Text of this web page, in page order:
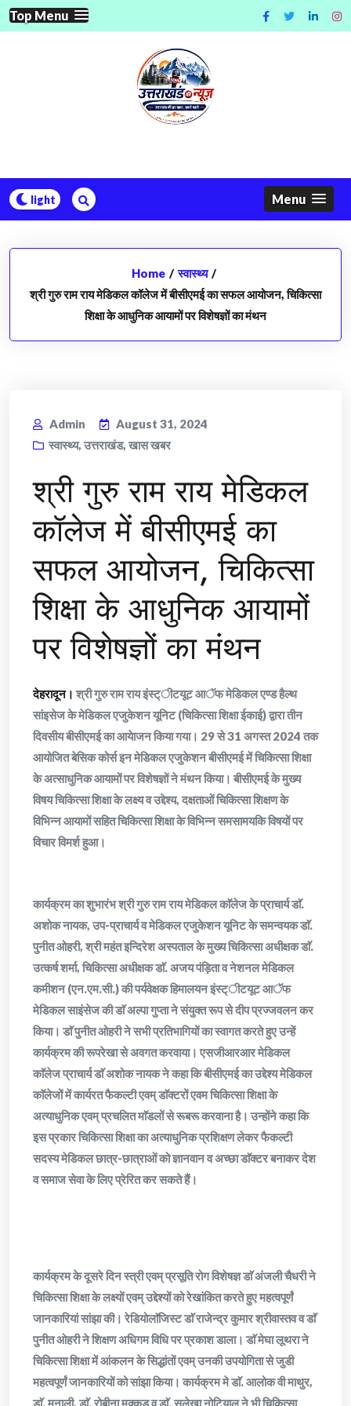
Skip
to
Top Menu
Menu
Home / स्वास्थ्य /
श्री गुरु राम राय मेडिकल कॉलेज में बीसीएमई का सफल आयोजन, चिकित्सा
शिक्षा के आधुनिक आयामों पर विशेषज्ञों का मंथन
Admin
August 31, 2024
स्वास्थ्य, उत्तराखंड, खास खबर
श्री गुरु राम राय मेडिकल
कॉलेज में बीसीएमई का
सफल आयोजन, चिकित्सा
शिक्षा के आधुनिक आयामों
पर विशेषज्ञों का मंथन
देहरादून। श्री गुरु राम राय इंस्ट्ीटयूट आॅफ मेडिकल एण्ड हैल्थ
सांइसेज के मेडिकल एजुकेशन यूनिट (चिकित्सा शिक्षा ईकाई) द्वारा तीन
दिवसीय बीसीएमई का आयेाजन किया गया। 29 से 31 अगस्त 2024 तक
आयोजित बेसिक कोर्स इन मेडिकल एजुकेशन बीसीएमई में चिकित्सा शिक्षा
के अत्साधुनिक आयामों पर विशेषज्ञों ने मंथन किया। बीसीएमई के मुख्य
विषय चिकित्सा शिक्षा के लक्ष्य व उद्देश्य, दक्षताओं चिकित्सा शिक्षण के
विभिन्न आयामों सहित चिकित्सा शिक्षा के विभिन्न समसामयकि विषयों पर
विचार विमर्श हुआ।
कार्यक्रम का शुभारंभ श्री गुरु राम राय मेडिकल काॅलेज के प्राचार्य डाॅ.
अशोक नायक, उप-प्राचार्य व मेडिकल एजुकेशन यूनिट के समन्वयक डाॅ.
पुनीत ओहरी, श्री महंत इन्दिरेश अस्पताल के मुख्य चिकित्सा अधीक्षक डाॅ.
उत्कर्ष शर्मा, चिकित्सा अधीक्षक डाॅ. अजय पंड़िता व नेशनल मेडिकल
कमीशन (एन.एम.सी.) की पर्यवेक्षक हिमालयन इंस्ट्ीटयूट आॅफ
मेडिकल साइंसेज की डाॅ अल्पा गुप्ता ने संयुक्त रूप से दीप प्रज्जवलन कर
किया। डाॅ पुनीत ओहरी ने सभी प्रतिभागियों का स्वागत करते हुए उन्हें
कार्यक्रम की रूपरेखा से अवगत करवाया। एसजीआरआर मेडिकल
काॅलेज प्राचार्य डाॅ अशोक नायक ने कहा कि बीसीएमई का उद्देश्य मेडिकल
काॅलेजों में कार्यरत फैकल्टी एवम् डाॅक्टरों एवम चिकित्सा शिक्षा के
अत्याधुनिक एवम् प्रचलित माॅडलों से रूबरू करवाना है। उन्होंने कहा कि
इस प्रकार चिकित्सा शिक्षा का अत्याधुनिक प्रशिक्षण लेकर फैकल्टी
सदस्य मेडिकल छात्र-छात्राओं को ज्ञानवान व अच्छा डाॅक्टर बनाकर देश
व समाज सेवा के लिए प्रेरित कर सकते हैं।
कार्यक्रम के दूसरे दिन स्त्री एवम् प्रसूति रोग विशेषज्ञ डाॅ अंजली चैधरी ने
चिकित्सा शिक्षा के लक्ष्यों एवम् उद्देश्यों को रेखांकित करते हुए महत्वपूर्णं
जानकारियां सांझा की। रेडियोलाॅजिस्ट डाॅ राजेन्द्र कुमार श्रीवास्तव व डाॅ
पुनीत ओहरी ने शिक्षण अधिगम विधि पर प्रकाश डाला। डाॅ मेघा लूथरा ने
चिकित्सा शिक्षा में आंकलन के सिद्धांतों एवम् उनकी उपयोगिता से जुडी
महत्वपूर्णं जानकारियों को सांझा किया। कार्यक्रम मे डाॅ. आलोक वी माथुर,
डाॅ. मनाली, डाॅ. रोबीना मक्कड़ व डाॅ. सुलेखा नोटियाल ने भी चिकित्सा